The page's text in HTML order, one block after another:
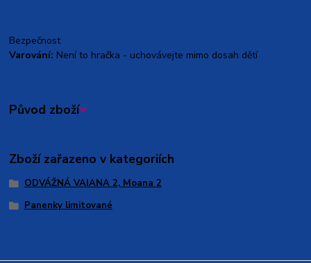
Bezpečnost
Varování: Není to hračka - uchovávejte mimo dosah dětí
Původ zboží
Zboží zařazeno v kategoriích
ODVÁŽNÁ VAIANA 2, Moana 2
Panenky limitované